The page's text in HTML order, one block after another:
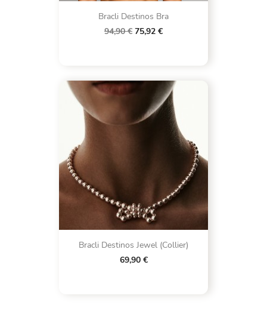
Bracli Destinos Bra
94,90 € 75,92 €
Bracli Destinos Jewel (Collier)
69,90 €